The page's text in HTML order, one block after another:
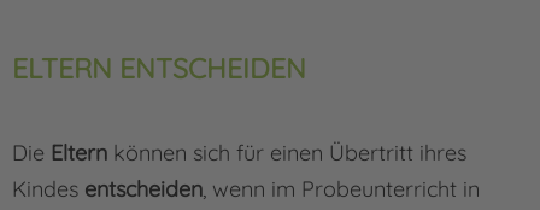
ELTERN ENTSCHEIDEN
Die Eltern können sich für einen Übertritt ihres
Kindes entscheiden, wenn im Probeunterricht in